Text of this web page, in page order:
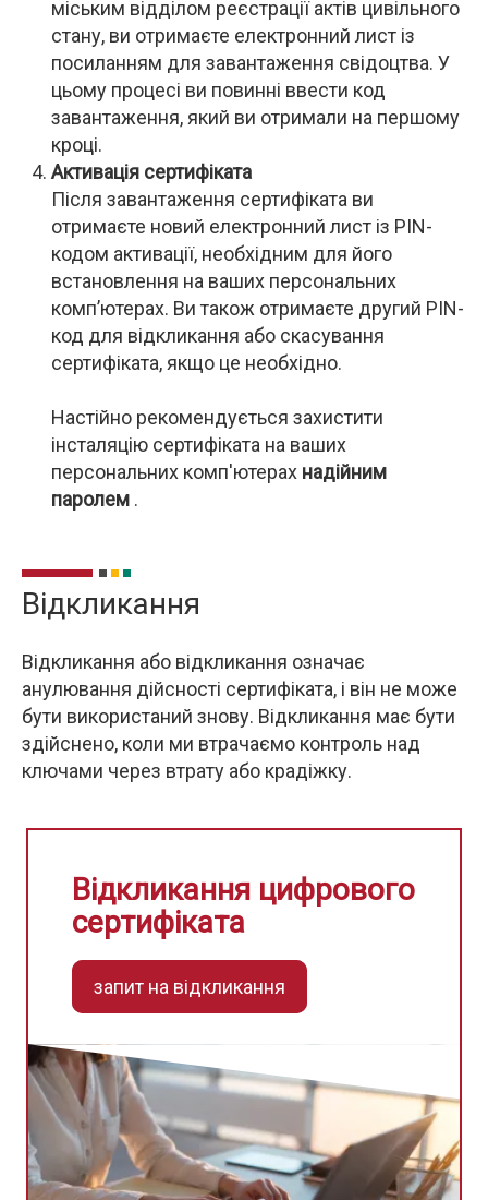
міським відділом реєстрації актів цивільного
стану, ви отримаєте електронний лист із
посиланням для завантаження свідоцтва. У
цьому процесі ви повинні ввести код
завантаження, який ви отримали на першому
кроці.
Активація сертифіката
Після завантаження сертифіката ви
отримаєте новий електронний лист із PIN-
кодом активації, необхідним для його
встановлення на ваших персональних
комп’ютерах. Ви також отримаєте другий PIN-
код для відкликання або скасування
сертифіката, якщо це необхідно.
Настійно рекомендується захистити
інсталяцію сертифіката на ваших
персональних комп'ютерах надійним
паролем .
Відкликання
Відкликання або відкликання означає
анулювання дійсності сертифіката, і він не може
бути використаний знову. Відкликання має бути
здійснено, коли ми втрачаємо контроль над
ключами через втрату або крадіжку.
Відкликання цифрового
сертифіката
запит на відкликання